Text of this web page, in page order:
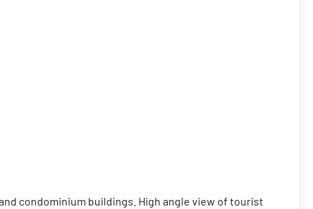
condominium buildings. High angle view of tourist